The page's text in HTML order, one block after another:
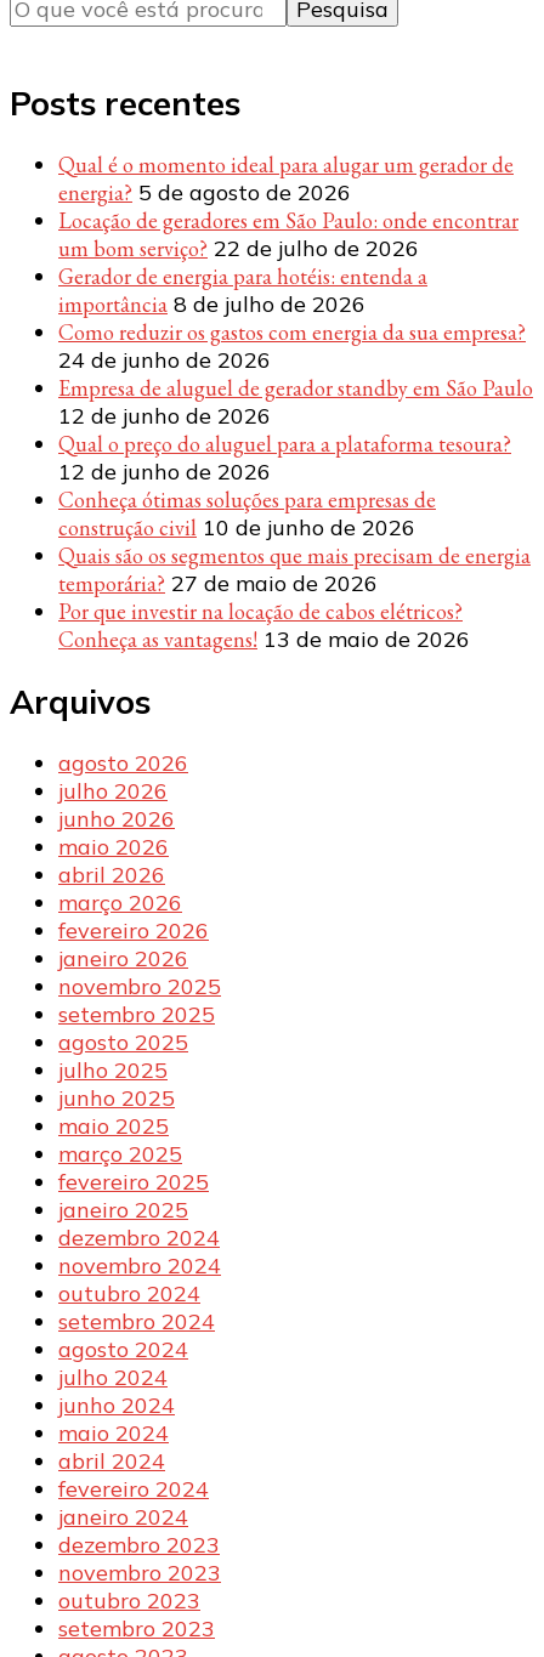
Posts recentes
Qual é o momento ideal para alugar um gerador de
energia? 5 de agosto de 2026
Locação de geradores em São Paulo: onde encontrar
um bom serviço? 22 de julho de 2026
Gerador de energia para hotéis: entenda a
importância 8 de julho de 2026
Como reduzir os gastos com energia da sua empresa?
24 de junho de 2026
Empresa de aluguel de gerador standby em São Paulo
12 de junho de 2026
Qual o preço do aluguel para a plataforma tesoura?
12 de junho de 2026
Conheça ótimas soluções para empresas de
construção civil 10 de junho de 2026
Quais são os segmentos que mais precisam de energia
temporária? 27 de maio de 2026
Por que investir na locação de cabos elétricos?
Conheça as vantagens! 13 de maio de 2026
Arquivos
agosto 2026
julho 2026
junho 2026
maio 2026
abril 2026
março 2026
fevereiro 2026
janeiro 2026
novembro 2025
setembro 2025
agosto 2025
julho 2025
junho 2025
maio 2025
março 2025
fevereiro 2025
janeiro 2025
dezembro 2024
novembro 2024
outubro 2024
setembro 2024
agosto 2024
julho 2024
junho 2024
maio 2024
abril 2024
fevereiro 2024
janeiro 2024
dezembro 2023
novembro 2023
outubro 2023
setembro 2023